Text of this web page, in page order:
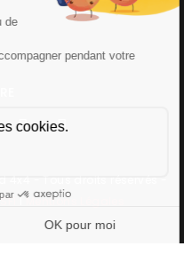
lMentions Légales